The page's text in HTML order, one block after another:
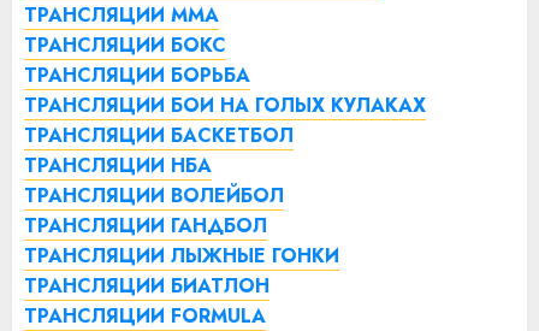
ТРАНСЛЯЦИИ ММА
ТРАНСЛЯЦИИ БОКС
ТРАНСЛЯЦИИ БОРЬБА
ТРАНСЛЯЦИИ БОИ НА ГОЛЫХ КУЛАКАХ
ТРАНСЛЯЦИИ БАСКЕТБОЛ
ТРАНСЛЯЦИИ НБА
ТРАНСЛЯЦИИ ВОЛЕЙБОЛ
ТРАНСЛЯЦИИ ГАНДБОЛ
ТРАНСЛЯЦИИ ЛЫЖНЫЕ ГОНКИ
ТРАНСЛЯЦИИ БИАТЛОН
ТРАНСЛЯЦИИ FORMULA